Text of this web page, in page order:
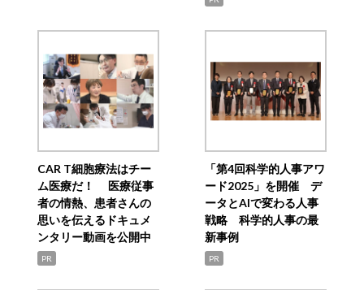
CAR T細胞療法はチー
ム医療だ！ 医療従事
者の情熱、患者さんの
思いを伝えるドキュメ
ンタリー動画を公開中
PR
「第4回科学的人事アワ
ード2025」を開催 デ
ータとAIで変わる人事
戦略 科学的人事の最
新事例
PR